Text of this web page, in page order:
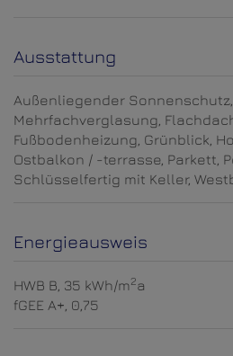
Ausstattung
Außenliegender Sonnenschutz
Mehrfachverglasung
Fußbodenheizung Grünblick
Ostbalkon / -terrasse Parkett
Schlüsselfertig mit Keller
Energieausweis
HWB B, 35 kWh/m2a
fGEE A+, 0,75